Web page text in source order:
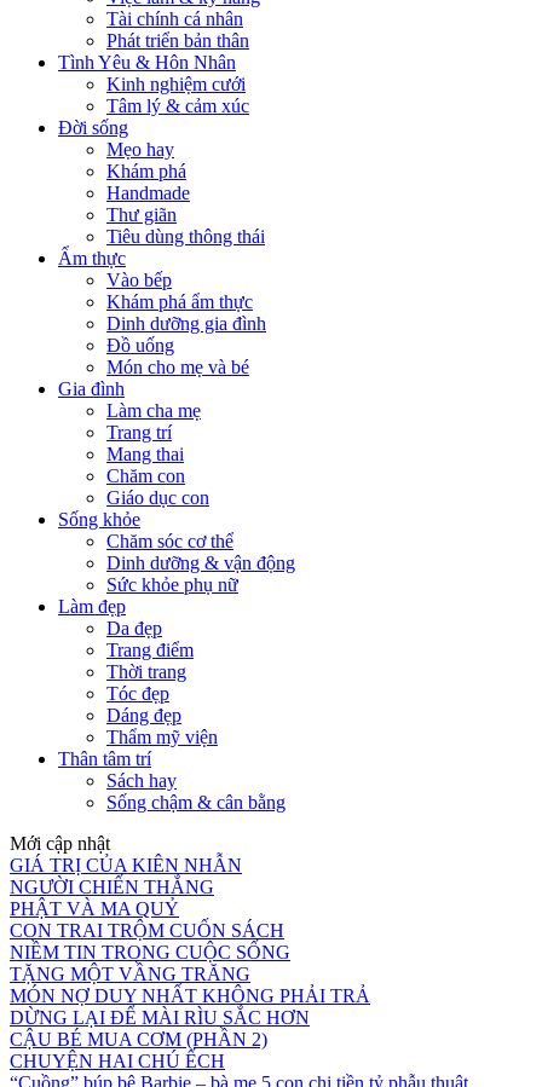
Tài chính cá nhân
Phát triển bản thân
Tình Yêu & Hôn Nhân
Kinh nghiệm cưới
Tâm lý & cảm xúc
Đời sống
Mẹo hay
Khám phá
Handmade
Thư giãn
Tiêu dùng thông thái
Ẩm thực
Vào bếp
Khám phá ẩm thực
Dinh dưỡng gia đình
Đồ uống
Món cho mẹ và bé
Gia đình
Làm cha mẹ
Trang trí
Mang thai
Chăm con
Giáo dục con
Sống khỏe
Chăm sóc cơ thể
Dinh dưỡng & vận động
Sức khỏe phụ nữ
Làm đẹp
Da đẹp
Trang điểm
Thời trang
Tóc đẹp
Dáng đẹp
Thẩm mỹ viện
Thân tâm trí
Sách hay
Sống chậm & cân bằng
Mới cập nhật
GIÁ TRỊ CỦA KIÊN NHẪN
NGƯỜI CHIẾN THẮNG
PHẬT VÀ MA QUỶ
CON TRAI TRỘM CUỐN SÁCH
NIỀM TIN TRONG CUỘC SỐNG
TẶNG MỘT VẦNG TRĂNG
MÓN NỢ DUY NHẤT KHÔNG PHẢI TRẢ
DỪNG LẠI ĐỂ MÀI RÌU SẮC HƠN
CẬU BÉ MUA CƠM (PHẦN 2)
CHUYỆN HAI CHÚ ẾCH
“Cuồng” búp bê Barbie – bà mẹ 5 con chi tiền tỷ phẫu thuật